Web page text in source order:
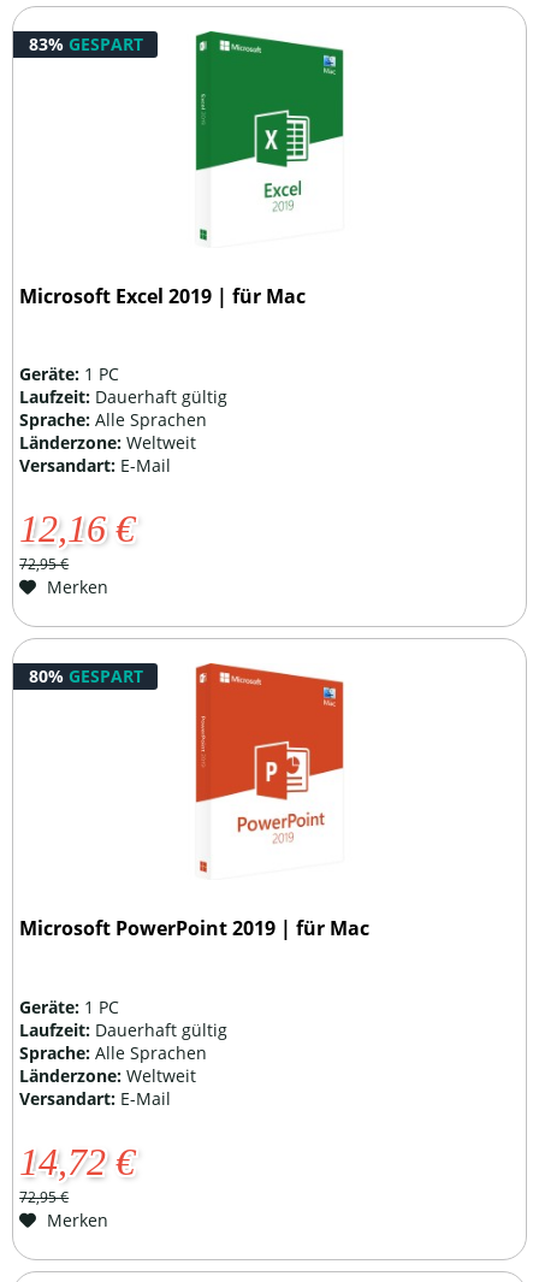
83% GESPART
Microsoft Excel 2019 | für Mac
Geräte: 1 PC
Laufzeit: Dauerhaft gültig
Sprache:Alle Sprachen
Länderzone:Weltweit
Versandart: E-Mail
12,16 €
72,95 €
Merken
80% GESPART
Microsoft PowerPoint 2019 | für Mac
Geräte: 1 PC
Laufzeit: Dauerhaft gültig
Sprache:Alle Sprachen
Länderzone:Weltweit
Versandart: E-Mail
14,72 €
72,95 €
Merken